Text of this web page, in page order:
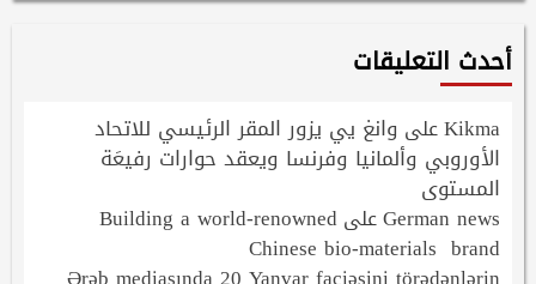
أحدث التعليقات
Kikmaعلى وانغ يي يزور المقر الرئيسي للاتحاد
الأوروبي وألمانيا وفرنسا ويعقد حوارات رفيعَة
المستوى
German newsعلى Building a world-renowned
Chinese bio-materials brand